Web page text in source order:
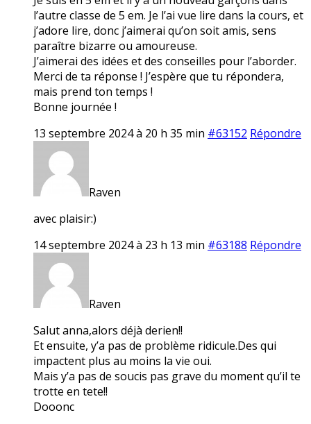
l’autre classe de 5 em. Je l’ai vue lire dans la cours, et
j’adore lire, donc j’aimerai qu’on soit amis, sens
paraître bizarre ou amoureuse.
J’aimerai des idées et des conseilles pour l’aborder.
Merci de ta réponse ! J’espère que tu répondera,
mais prend ton temps !
Bonne journée !
13 septembre 2024 à 20 h 35 min #63152 Répondre
Raven
avec plaisir:)
14 septembre 2024 à 23 h 13 min #63188 Répondre
Raven
Salut anna,alors déjà derien!!
Et ensuite, y’a pas de problème ridicule.Des qui
impactent plus au moins la vie oui.
Mais y’a pas de soucis pas grave du moment qu’il te
trotte en tete!!
Dooonc